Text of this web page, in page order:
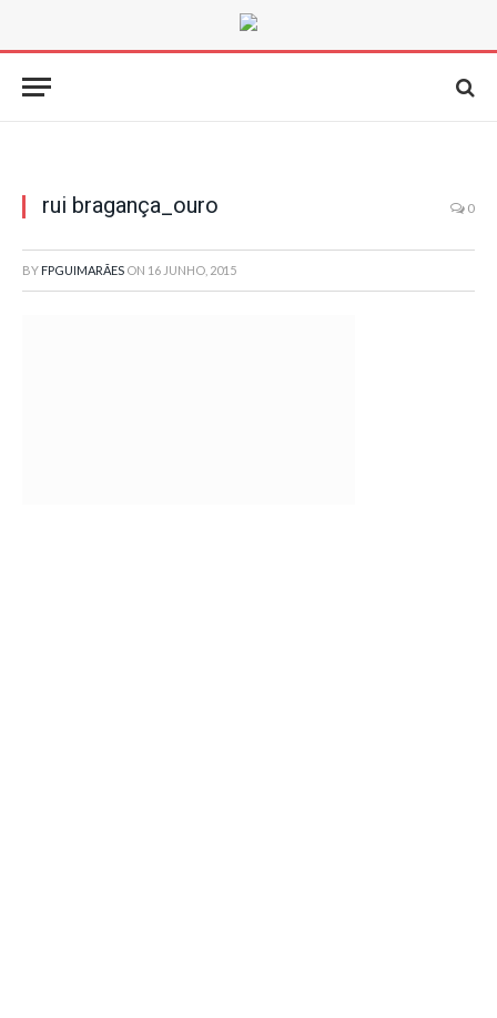
rui bragança_ouro 0
BY FPGUIMARÃES ON 16 JUNHO, 2015